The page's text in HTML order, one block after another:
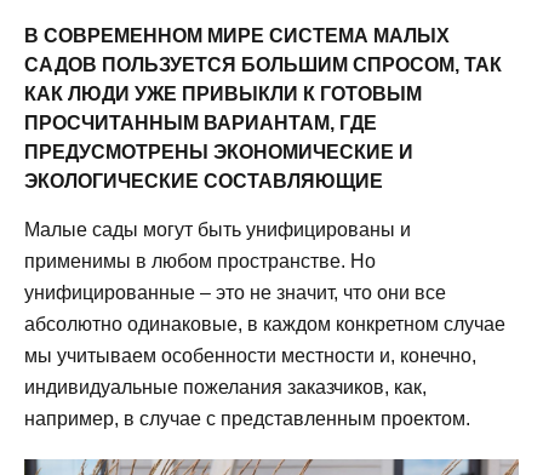
В СОВРЕМЕННОМ МИРЕ СИСТЕМА МАЛЫХ
САДОВ ПОЛЬЗУЕТСЯ БОЛЬШИМ СПРОСОМ, ТАК
КАК ЛЮДИ УЖЕ ПРИВЫКЛИ К ГОТОВЫМ
ПРОСЧИТАННЫМ ВАРИАНТАМ, ГДЕ
ПРЕДУСМОТРЕНЫ ЭКОНОМИЧЕСКИЕ И
ЭКОЛОГИЧЕСКИЕ СОСТАВЛЯЮЩИЕ
Малые сады могут быть унифицированы и
применимы в любом пространстве. Но
унифицированные – это не значит, что они все
абсолютно одинаковые, в каждом конкретном случае
мы учитываем особенности местности и, конечно,
индивидуальные пожелания заказчиков, как,
например, в случае с представленным проектом.